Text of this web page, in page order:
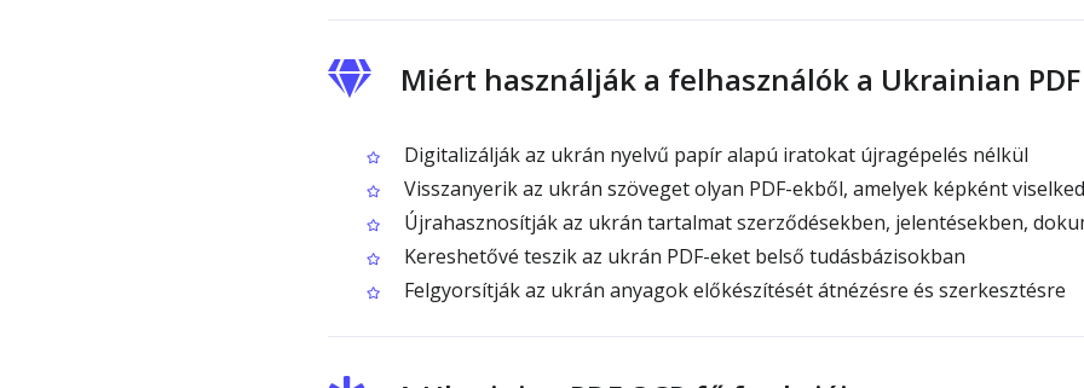
Miért használják a felhasználók a Ukrainian PDF
Digitalizálják az ukrán nyelvű papír alapú iratokat újragépelés nélkül
Visszanyerik az ukrán szöveget olyan PDF-ekből, amelyek képként
Újrahasznosítják az ukrán tartalmat szerződésekben, jelentésekben,
Kereshetővé teszik az ukrán PDF-eket belső tudásbázisokban
Felgyorsítják az ukrán anyagok előkészítését átnézésre és szerkesztésre